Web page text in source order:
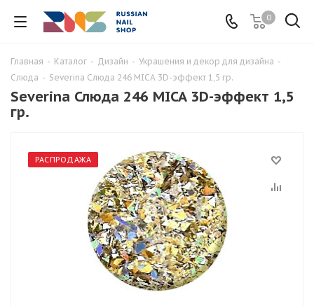
0
Главная - Каталог - Дизайн - Украшения и декор для дизайна -
Слюда - Severina Слюда 246 MICA 3D-эффект 1,5 гр.
Severina Слюда 246 MICA 3D-эффект 1,5
гр.
РАСПРОДАЖА